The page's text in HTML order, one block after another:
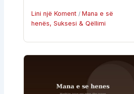
Lini një Koment / Mana e së
henës, Suksesi & Qëllimi